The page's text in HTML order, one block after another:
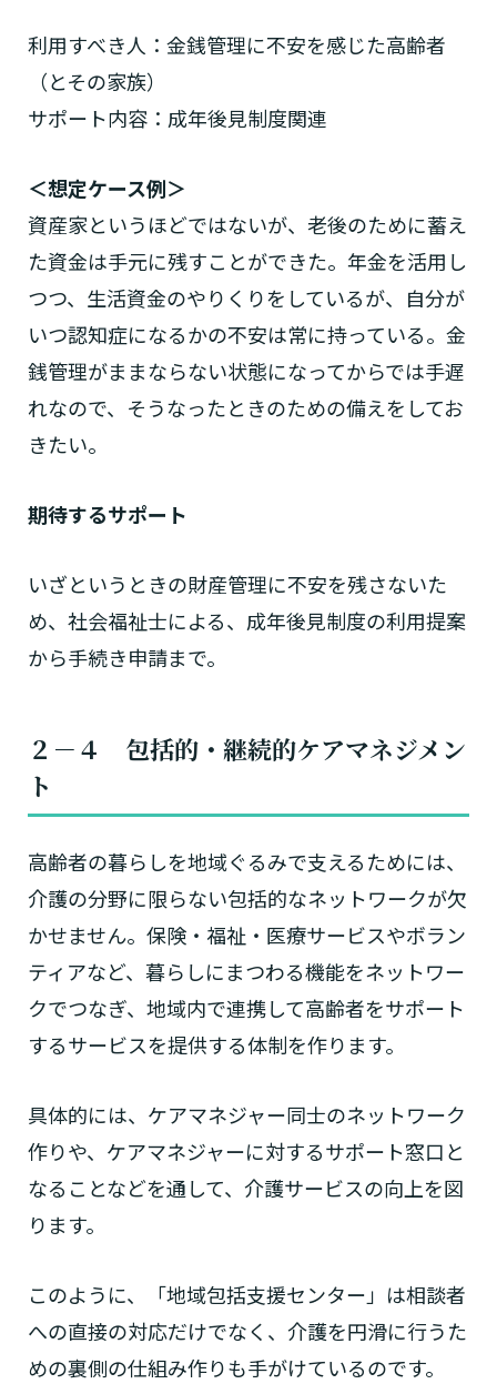
利用すべき人：金銭管理に不安を感じた高齢者
（とその家族）
サポート内容：成年後見制度関連
＜想定ケース例＞
資産家というほどではないが、老後のために蓄え
た資金は手元に残すことができた。年金を活用し
つつ、生活資金のやりくりをしているが、自分が
いつ認知症になるかの不安は常に持っている。金
銭管理がままならない状態になってからでは手遅
れなので、そうなったときのための備えをしてお
きたい。
期待するサポート
いざというときの財産管理に不安を残さないた
め、社会福祉士による、成年後見制度の利用提案
から手続き申請まで。
２－４ 包括的・継続的ケアマネジメン
ト
高齢者の暮らしを地域ぐるみで支えるためには、
介護の分野に限らない包括的なネットワークが欠
かせません。保険・福祉・医療サービスやボラン
ティアなど、暮らしにまつわる機能をネットワー
クでつなぎ、地域内で連携して高齢者をサポート
するサービスを提供する体制を作ります。
具体的には、ケアマネジャー同士のネットワーク
作りや、ケアマネジャーに対するサポート窓口と
なることなどを通して、介護サービスの向上を図
ります。
このように、「地域包括支援センター」は相談者
への直接の対応だけでなく、介護を円滑に行うた
めの裏側の仕組み作りも手がけているのです。